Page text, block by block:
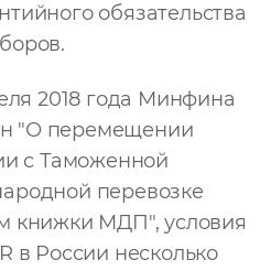
обязательства
2018 года Минфина
"О перемещении
с Таможенной
перевозке
книжки МДП", условия
в России несколько